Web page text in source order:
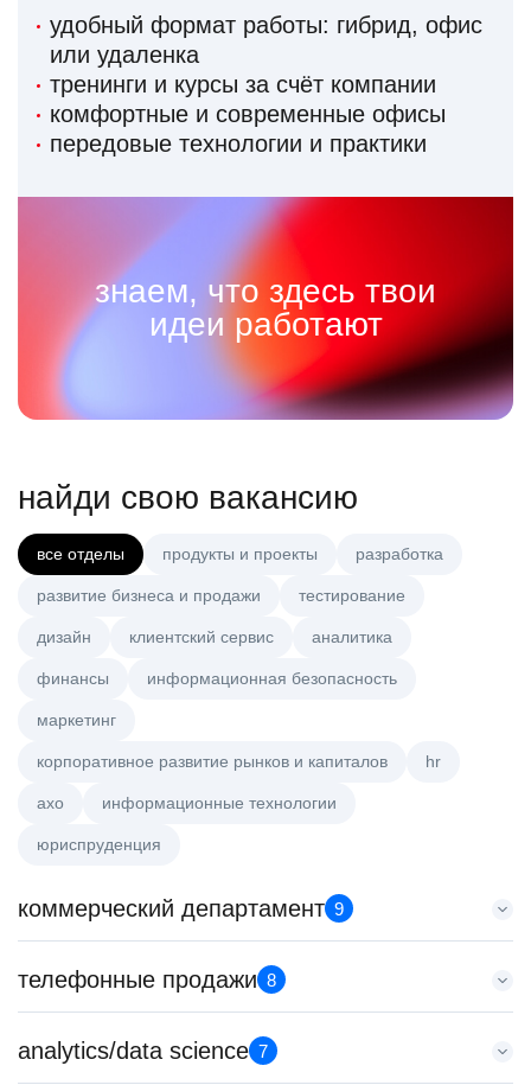
удобный формат работы: гибрид, офис
или удаленка
тренинги и курсы за счёт компании
комфортные и современные офисы
передовые технологии и практики
знаем, что здесь твои
идеи работают
найди свою вакансию
все отделы продукты и проекты разработка
развитие бизнеса и продажи тестирование
дизайн клиентский сервис аналитика
финансы информационная безопасность
маркетинг
корпоративное развитие рынков и капиталов hr
axo информационные технологии
юриспруденция
коммерческий департамент 9
Key Account Manager (EdTech)
HeadHunter::Коммерческий департамент
150000 ₽
телефонные продажи 8
Менеджер по продажам в сегменте малого и среднего
бизнеса
analytics/data science 7